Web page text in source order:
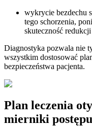
wykrycie bezdechu
tego schorzenia,
skuteczność redukcji
Diagnostyka pozwala nie
wszystkim dostosować
bezpieczeństwa pacjenta.
Plan leczenia
mierniki postępu